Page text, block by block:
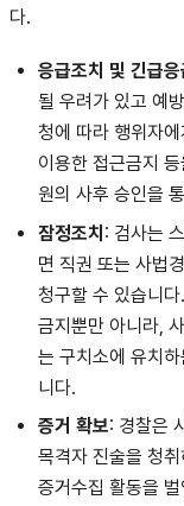
다.
응급조치 및 긴급응
될 우려가 있고 예
청에 따라 행위자
이용한 접근금지
원의 사후 승인을
잠정조치 : 검사는
면 직권 또는 사법
청구할 수 있습니다.
금지뿐만 아니라,
는 구치소에 유치
니다.
증거 확보: 경찰은
목격자 진술을 청
증거수집 활동을